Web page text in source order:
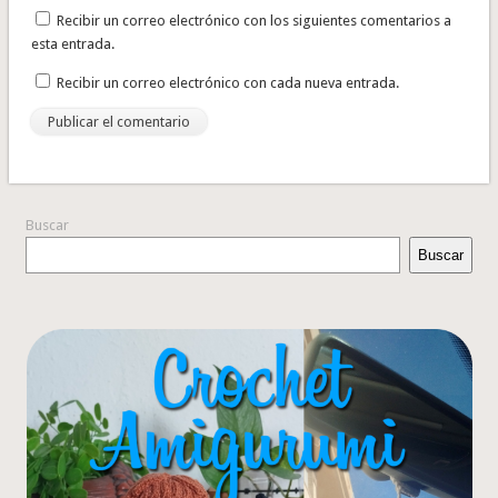
Recibir un correo electrónico con los siguientes comentarios a
esta entrada.
Recibir un correo electrónico con cada nueva entrada.
Buscar
Buscar